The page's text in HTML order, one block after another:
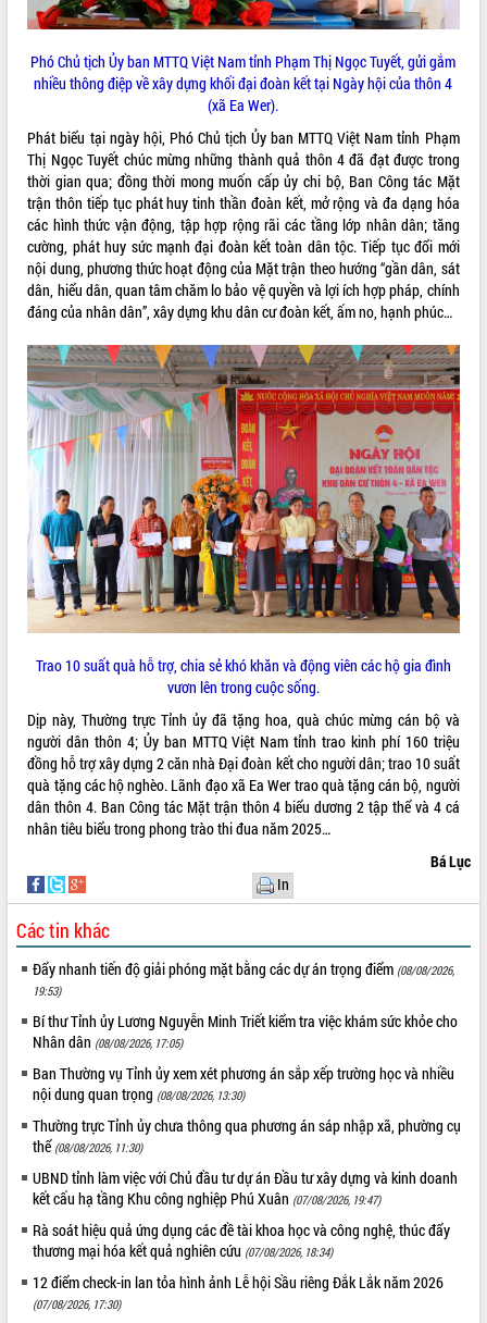
phát triển mới
Thường trực HĐND tỉnh Đắk Lắk gặp
mặt Đoàn chuyên gia y tế TP. Hồ Chí
Minh
Lễ truy điệu và an táng hài cốt liệt sĩ
tại Nghĩa trang Liệt sĩ xã Sơn Hòa
Bàn giải pháp tháo gỡ khó khăn trong
xuất khẩu sầu riêng và triển khai quy
định EUDR
Thứ trưởng Bộ Nông nghiệp và Môi
trường Nguyễn Hoàng Hiệp khảo sát
vùng trồng và doanh nghiệp đóng gói
sầu riêng tại Đắk Lắk
món ăn từ sầu riêng
Đắk Lắk công bố Quy hoạch và xúc
tiến đầu tư tỉnh
Ngành cá ngừ Đắk Lắk chủ động thích
ứng để giữ vững thị trường xuất khẩu
Diễn đàn Kinh tế tư nhân Việt Nam đột
phá cơ chế - Hợp tác công tư
Đề án 06 tạo bước ngoặt đột phá trong
cải cách hành chính tỉnh Đắk Lắk
Kết nối tour, đẩy mạnh chuyển đổi số
để phát triển du lịch Đắk Lắk
Khởi động Dự án Đầu tư xây dựng hạ
Tiến
Gặp mặt các cơ quan báo chí nhân Kỷ
niệm 101 năm Ngày Báo chí Cách
mạng Việt Nam
Đắk Lắk sơ kết 4 năm triển khai thực
hiện Đề án 06 của Chính phủ
Họp báo thông tin về Hội nghị Công bố
Quy hoạch và Xúc tiến đầu tư tỉnh Đắk
Khơi thông điểm nghẽn, đẩy nhanh
giải ngân vốn khắc phục thiên tai
HĐND tỉnh thông qua điều chỉnh Quy
hoạch tỉnh thời kỳ 2021-2030
Hội thảo góp ý hồ sơ điều chỉnh quy
tầm nhìn đến năm 2050
Nâng cao hiệu quả hoạt động của các
doanh nghiệp nhà nước
Hội nghị triển khai kết nối mạng
truyền số liệu chuyên dùng phục vụ cơ
quan Đảng, Nhà nước
Lễ phát động chuỗi hoạt động chung
tay làm sạch môi trường
Xã Ea Kar bước chuyển mình trong
công tác cải cách hành chính mô hình
UBND tỉnh họp báo định kỳ tháng 4
năm 2026
Hôm nay: 39085
Tất cả: 66084408
Phó Chủ tịch Ủy ban MTTQ Việt Nam tỉnh Phạm Thị Ngọc Tuyết, gửi gắm
nhiều thông điệp về xây dựng khối đại đoàn kết tại Ngày hội của thôn 4
(xã Ea Wer).
Phát biểu tại ngày hội, Phó Chủ tịch Ủy ban MTTQ Việt Nam tỉnh Phạm
Thị Ngọc Tuyết chúc mừng những thành quả thôn 4 đã đạt được trong
thời gian qua; đồng thời mong muốn cấp ủy chi bộ, Ban Công tác Mặt
trận thôn tiếp tục phát huy tinh thần đoàn kết, mở rộng và đa dạng hóa
các hình thức vận động, tập hợp rộng rãi các tầng lớp nhân dân; tăng
cường, phát huy sức mạnh đại đoàn kết toàn dân tộc. Tiếp tục đổi mới
nội dung, phương thức hoạt động của Mặt trận theo hướng “gần dân, sát
dân, hiểu dân, quan tâm chăm lo bảo vệ quyền và lợi ích hợp pháp, chính
đáng của nhân dân”, xây dựng khu dân cư đoàn kết, ấm no, hạnh phúc…
Trao 10 suất quà hỗ trợ, chia sẻ khó khăn và động viên các hộ gia đình
vươn lên trong cuộc sống.
Dịp này, Thường trực Tỉnh ủy đã tặng hoa, quà chúc mừng cán bộ và
người dân thôn 4; Ủy ban MTTQ Việt Nam tỉnh trao kinh phí 160 triệu
đồng hỗ trợ xây dựng 2 căn nhà Đại đoàn kết cho người dân; trao 10 suất
quà tặng các hộ nghèo. Lãnh đạo xã Ea Wer trao quà tặng cán bộ, người
dân thôn 4. Ban Công tác Mặt trận thôn 4 biểu dương 2 tập thể và 4 cá
nhân tiêu biểu trong phong trào thi đua năm 2025…
Bá Lục
In
Các tin khác
Đẩy nhanh tiến độ giải phóng mặt bằng các dự án trọng điểm (08/08/2026,
19:53)
Bí thư Tỉnh ủy Lương Nguyễn Minh Triết kiểm tra việc khám sức khỏe cho
Nhân dân (08/08/2026, 17:05)
Ban Thường vụ Tỉnh ủy xem xét phương án sắp xếp trường học và nhiều
nội dung quan trọng (08/08/2026, 13:30)
Thường trực Tỉnh ủy chưa thông qua phương án sáp nhập xã, phường cụ
thể (08/08/2026, 11:30)
UBND tỉnh làm việc với Chủ đầu tư dự án Đầu tư xây dựng và kinh doanh
kết cấu hạ tầng Khu công nghiệp Phú Xuân (07/08/2026, 19:47)
Rà soát hiệu quả ứng dụng các đề tài khoa học và công nghệ, thúc đẩy
thương mại hóa kết quả nghiên cứu (07/08/2026, 18:34)
12 điểm check-in lan tỏa hình ảnh Lễ hội Sầu riêng Đắk Lắk năm 2026
(07/08/2026, 17:30)